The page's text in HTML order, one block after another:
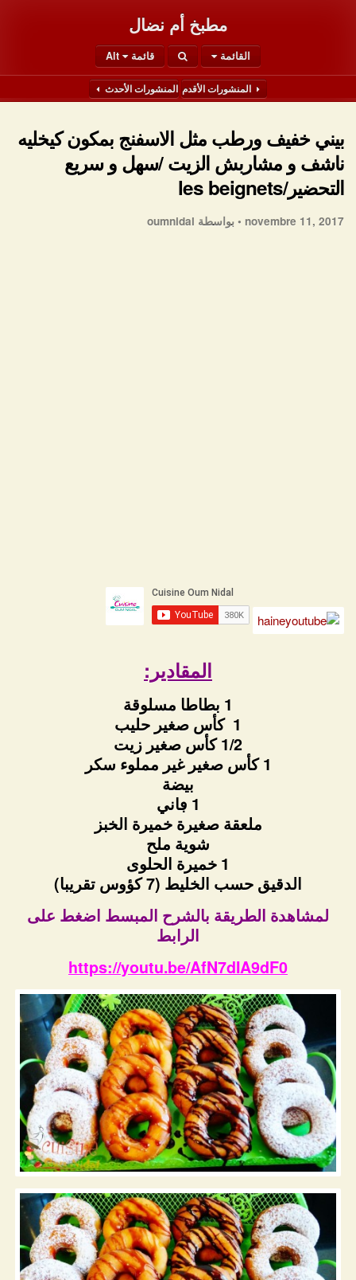
مطبخ أم نضال
القائمة قائمة Alt
المنشورات الأقدم المنشورات الأحدث
بيني خفيف ورطب مثل الاسفنج بمكون كيخليه
ناشف و مشاربش الزيت /سهل و سريع
التحضير/les beignets
novembre 11, 2017 • بواسطة oumnidal
المقادير:
1 بطاطا مسلوقة
1 كأس صغير حليب
1/2 كأس صغير زيت
1 كأس صغير غير مملوء سكر
بيضة
1 ڢاني
ملعقة صغيرة خميرة الخبز
شوية ملح
1 خميرة الحلوى
الدقيق حسب الخليط (7 كؤوس تقريبا)
لمشاهدة الطريقة بالشرح المبسط اضغط على
الرابط
https://youtu.be/AfN7dIA9dF0